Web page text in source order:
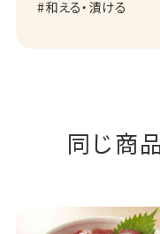
和える・漬ける
同じ商